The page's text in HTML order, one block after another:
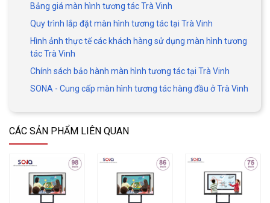
Bảng giá màn hình tương tác Trà Vinh
Quy trình lắp đặt màn hình tương tác tại Trà Vinh
Hình ảnh thực tế các khách hàng sử dụng màn hình tương
tác Trà Vinh
Chính sách bảo hành màn hình tương tác tại Trà Vinh
SONA - Cung cấp màn hình tương tác hàng đầu ở Trà Vinh
CÁC SẢN PHẨM LIÊN QUAN